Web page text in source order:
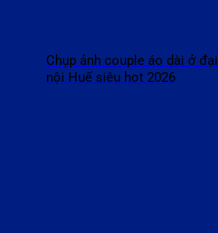
Chụp ảnh couple áo dài ở đại
nội Huế siêu hot 2026